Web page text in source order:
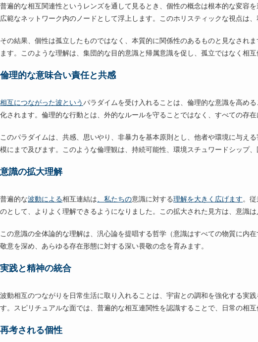
普遍的な相互関連性というレンズを通して見るとき、個性の概念は根本的な変容
広範なネットワーク内のノードとして浮上します。このホリスティックな視点は
その結果、個性は孤立したものではなく、本質的に関係性のあるものと見なされ
ます。このような理解は、集団的な目的意識と帰属意識を促し、孤立ではなく相互
倫理的な意味合い責任と共感
相互につながった波というパラダイムを受け入れることは、倫理的な意識を高め
化されます。倫理的な行動とは、外的なルールを守ることではなく、すべての存
このパラダイムは、共感、思いやり、非暴力を基本原則とし、他者や環境に与え
模にまで及びます。このような倫理観は、持続可能性、環境スチュワードシップ、
意識の拡大理解
普遍的な波動による相互連結は、私たちの意識に対する理解を大きく広げます。
のとして、よりよく理解できるようになりました。この拡大された見方は、意識
この意識の全体論的な理解は、汎心論を提唱する哲学（意識はすべての物質に内
敬意を深め、あらゆる存在形態に対する深い畏敬の念を育みます。
実践と精神の統合
波動相互のつながりを日常生活に取り入れることは、宇宙との調和を強化する実
す。スピリチュアルな面では、普遍的な相互連関性を認識することで、日常の相
再考される個性